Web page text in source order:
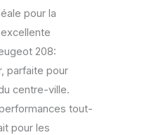
pour la
208:
parfaite pour
centre-ville.
tout-
pour les